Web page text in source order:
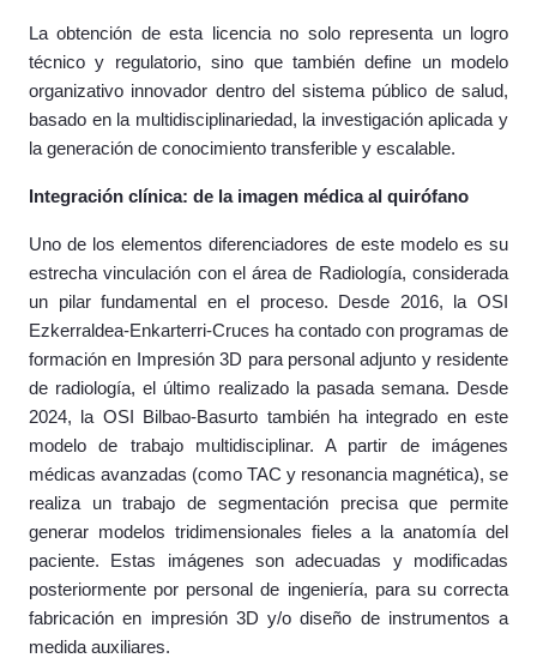
La obtención de esta licencia no solo representa un logro
técnico y regulatorio, sino que también define un modelo
organizativo innovador dentro del sistema público de salud,
basado en la multidisciplinariedad, la investigación aplicada y
la generación de conocimiento transferible y escalable.
Integración clínica: de la imagen médica al quirófano
Uno de los elementos diferenciadores de este modelo es su
estrecha vinculación con el área de Radiología, considerada
un pilar fundamental en el proceso. Desde 2016, la OSI
Ezkerraldea-Enkarterri-Cruces ha contado con programas de
formación en Impresión 3D para personal adjunto y residente
de radiología, el último realizado la pasada semana. Desde
2024, la OSI Bilbao-Basurto también ha integrado en este
modelo de trabajo multidisciplinar. A partir de imágenes
médicas avanzadas (como TAC y resonancia magnética), se
realiza un trabajo de segmentación precisa que permite
generar modelos tridimensionales fieles a la anatomía del
paciente. Estas imágenes son adecuadas y modificadas
posteriormente por personal de ingeniería, para su correcta
fabricación en impresión 3D y/o diseño de instrumentos a
medida auxiliares.